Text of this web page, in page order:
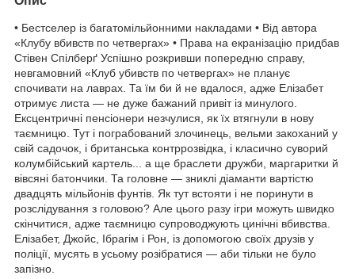
• Бестселер із багатомільйонними накладами • Від автора
«Клубу вбивств по четвергах» • Права на екранізацію придбав
Стівен Спілберґ Успішно розкривши попередню справу,
невгамовний «Клуб убивств по четвергах» не планує
спочивати на лаврах. Та їм би й не вдалося, адже Елізабет
отримує листа — не дуже бажаний привіт із минулого.
Ексцентричні пенсіонери незчулися, як їх втягнули в нову
таємницю. Тут і пограбований злочинець, вельми закоханий у
свій садочок, і британська контррозвідка, і класично суворий
колумбійський картель... а ще браслети дружби, маргаритки й
вівсяні батончики. Та головне — зниклі діаманти вартістю
двадцять мільйонів фунтів. Як тут встояти і не поринути в
розслідування з головою? Але цього разу ігри можуть швидко
скінчитися, адже таємницю супроводжують цинічні вбивства.
Елізабет, Джойс, Ібрагім і Рон, із допомогою своїх друзів у
поліції, мусять в усьому розібратися — аби тільки не було
запізно.